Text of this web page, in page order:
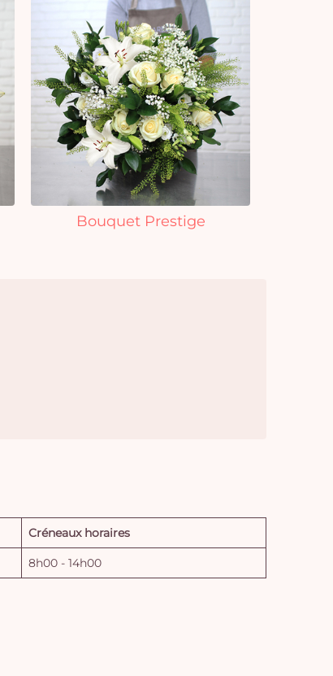
Bouquet Prestige
Créneaux horaires
8h00 - 14h00